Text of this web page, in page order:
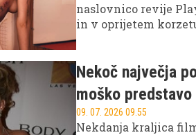
naslovnico revije
in v oprijetem
Nekoč največja
moško predstavo
09. 07. 2026 09.55
Nekdanja kraljica